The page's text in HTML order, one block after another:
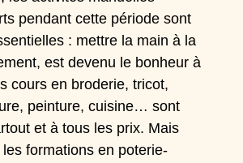
pendant cette période sont
: mettre la main à la
est devenu le bonheur à
cours en broderie, tricot,
peinture, cuisine… sont
et à tous les prix. Mais
les formations en poterie-